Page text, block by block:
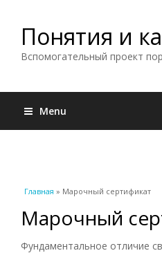
Понятия и
Вспомогательный проект
Menu
Вы здесь
Главная » Марочный сертификат
Марочный
Фундаментальное отличие